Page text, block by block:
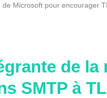
de Microsoft pour encourager
de
SMTP à